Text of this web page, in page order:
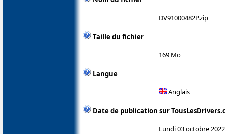
DV91000482P.zip
Taille du fichier
169 Mo
Langue
Anglais
Date de publication sur
Lundi 03 octobre 2022